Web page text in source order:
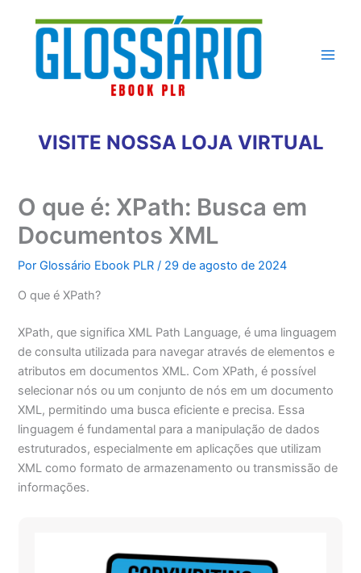
conteúdo
VISITE NOSSA LOJA VIRTUAL
O que é: XPath: Busca em
Documentos XML
PorGlossário Ebook PLR/ 29 de agosto de 2024
O que é XPath?
XPath, que significa XML Path Language, é uma linguagem
de consulta utilizada para navegar através de elementos e
atributos em documentos XML. Com XPath, é possível
selecionar nós ou um conjunto de nós em um documento
XML, permitindo uma busca eficiente e precisa. Essa
linguagem é fundamental para a manipulação de dados
estruturados, especialmente em aplicações que utilizam
XML como formato de armazenamento ou transmissão de
informações.